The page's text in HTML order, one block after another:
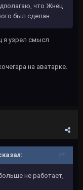
что Жнец
был сделан.
я узрел смысл
на аватарке.
не работает,